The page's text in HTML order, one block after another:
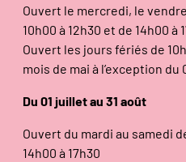
Ouvert le mercredi, le
10h00 à 12h30 et de 14h00 à
Ouvert les jours fériés de
mois de mai à l’exception du
Du 01 juillet au 31 août
Ouvert du mardi au samedi
14h00 à 17h30